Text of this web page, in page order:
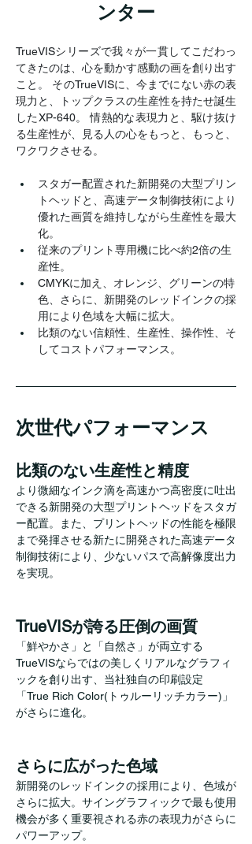
ンター
TrueVISシリーズで我々が一貫してこだわっ
てきたのは、心を動かす感動の画を創り出す
こと。 そのTrueVISに、今までにない赤の表
現力と、トップクラスの生産性を持たせ誕生
したXP-640。 情熱的な表現力と、駆け抜け
る生産性が、見る人の心をもっと、もっと、
ワクワクさせる。
スタガー配置された新開発の大型プリン
トヘッドと、高速データ制御技術により
優れた画質を維持しながら生産性を最大
化。
従来のプリント専用機に比べ約2倍の生
産性。
CMYKに加え、オレンジ、グリーンの特
色、さらに、新開発のレッドインクの採
用により色域を大幅に拡大。
比類のない信頼性、生産性、操作性、そ
してコストパフォーマンス。
次世代パフォーマンス
比類のない生産性と精度
より微細なインク滴を高速かつ高密度に吐出
できる新開発の大型プリントヘッドをスタガ
ー配置。また、プリントヘッドの性能を極限
まで発揮させる新たに開発された高速データ
制御技術により、少ないパスで高解像度出力
を実現。
TrueVISが誇る圧倒の画質
「鮮やかさ」と「自然さ」が両立する
TrueVISならではの美しくリアルなグラフィ
ックを創り出す、当社独自の印刷設定
「True Rich Color(トゥルーリッチカラー)」
がさらに進化。
さらに広がった色域
新開発のレッドインクの採用により、色域が
さらに拡大。サイングラフィックで最も使用
機会が多く重要視される赤の表現力がさらに
パワーアップ。